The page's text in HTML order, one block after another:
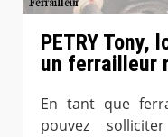
PETRY Tony,
un ferrailleur
En tant que
pouvez